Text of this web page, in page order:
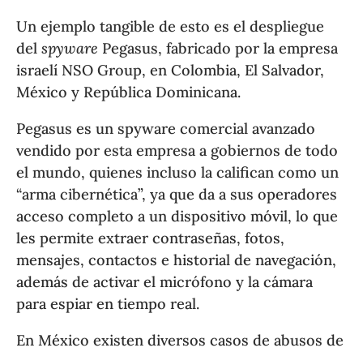
Un ejemplo tangible de esto es el despliegue
delspyware Pegasus, fabricado por la empresa
israelí NSO Group, en Colombia, El Salvador,
México y República Dominicana.
Pegasus es un spyware comercial avanzado
vendido por esta empresa a gobiernos de todo
el mundo, quienes incluso la califican como un
“arma cibernética”, ya que da a sus operadores
acceso completo a un dispositivo móvil, lo que
les permite extraer contraseñas, fotos,
mensajes, contactos e historial de navegación,
además de activar el micrófono y la cámara
para espiar en tiempo real.
En México existen diversos casos de abusos de